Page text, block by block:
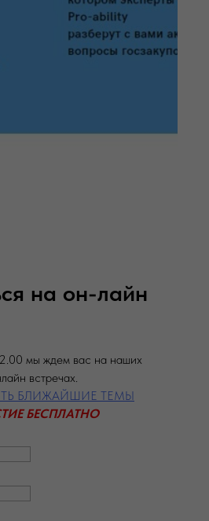
на он-лайн
мы ждем вас на наших
встречах.
БЛИЖАЙШИЕ ТЕМЫ
БЕСПЛАТНО